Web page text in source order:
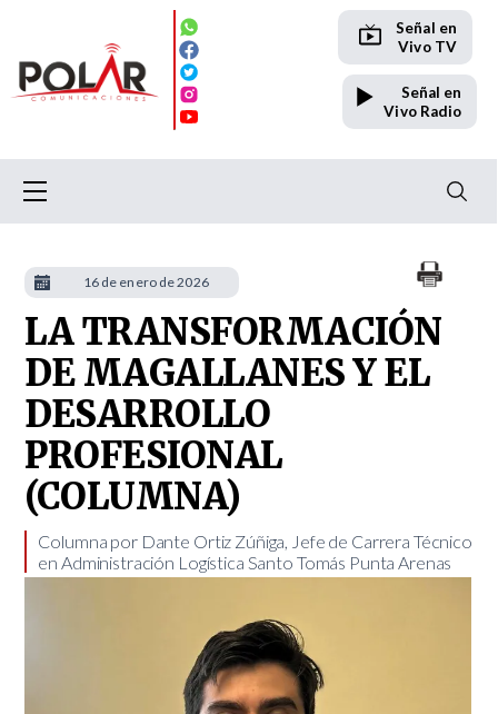
Señal en
Vivo TV
Señal en
Vivo Radio
LA TRANSFORMACIÓN
DE MAGALLANES Y EL
DESARROLLO
PROFESIONAL
(COLUMNA)
Columna por Dante Ortiz Zúñiga, Jefe de Carrera Técnico
en Administración Logística Santo Tomás Punta Arenas
16 de enero de 2026